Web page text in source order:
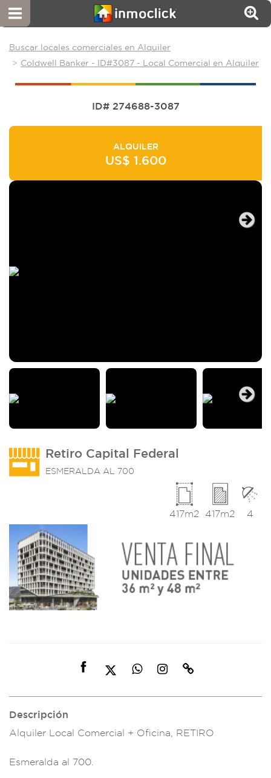
Buscar locales comerciales en Alquiler
Coldwell Banker - ID#3087 - Local Comercial en Alquiler
ID# 274688-3087
ALQUILER
US$ 1.600
Retiro Capital Federal
ESMERALDA AL 700
4
417m2
417m2
Descripción
Alquiler L ocal Comercial + Oficina, RETIRO
Esmeralda al 700.